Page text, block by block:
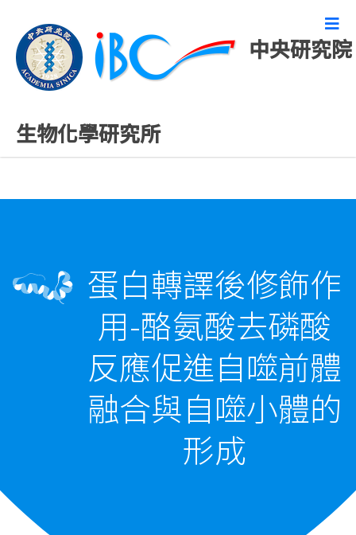
中央研究院
生物化學研究所
精彩研究成果
蛋白轉譯後修飾作
用-酪氨酸去磷酸
反應促進自噬前體
融合與自噬小體的
形成